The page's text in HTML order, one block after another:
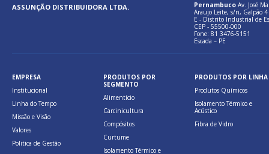
ASSUNÇÃO DISTRIBUIDORA LTDA. Pernambuco Av. José
Araujo Leite, s/n, Galpão 4
E - Distrito Industrial de
CEP - 55500-000
Fone: 81 3476-5151
Escada – PE
EMPRESA
Institucional
Linha do Tempo
Missão e Visão
Valores
Politica de Gestão
PRODUTOS POR
SEGMENTO
Alimentício
Carcinicultura
Compósitos
Curtume
Isolamento Térmico e
PRODUTOS POR LINHA
Produtos Químicos
Isolamento Térmico e
Acústico
Fibra de Vidro